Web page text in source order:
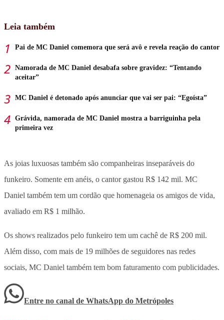
Leia também
Pai de MC Daniel comemora que será avô e revela reação do cantor
Namorada de MC Daniel desabafa sobre gravidez: “Tentando
aceitar”
MC Daniel é detonado após anunciar que vai ser pai: “Egoísta”
Grávida, namorada de MC Daniel mostra a barriguinha pela
primeira vez
As joias luxuosas também são companheiras inseparáveis do
funkeiro. Somente em anéis, o cantor gastou R$ 142 mil. MC
Daniel também tem um cordão que homenageia os amigos de vida,
avaliado em R$ 1 milhão.
Os shows realizados pelo funkeiro tem um cachê de R$ 200 mil.
Além disso, com mais de 19 milhões de seguidores nas redes
sociais, MC Daniel também tem bom faturamento com publicidades.
Entre no canal de WhatsApp do Metrópoles